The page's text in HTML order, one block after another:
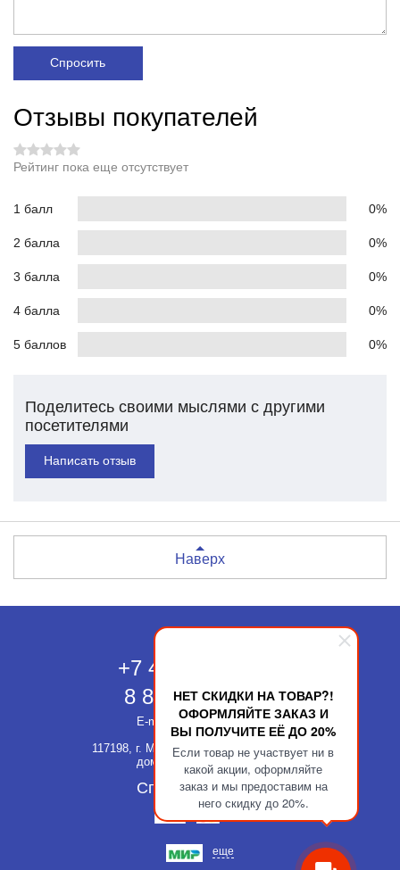
НЕТ СКИДКИ НА ТОВАР?!
ОФОРМЛЯЙТЕ ЗАКАЗ И
ВЫ ПОЛУЧИТЕ ЕЁ ДО 20%
Если товар не участвует ни в
какой акции, оформляйте
заказ и мы предоставим на
него скидку до 20%.
Спросить
Отзывы покупателей
Рейтинг пока еще отсутствует
1 балл 0%
2 балла 0%
3 балла 0%
4 балла 0%
5 баллов 0%
Поделитесь своими мыслями с другими
посетителями
Написать отзыв
Наверх
+7 495 118-43-83
8 800 511-52-66
E-mail:
info@kupatika.ru
117198, г. Москва, ул. Миклухо-Маклая,
дом 8, стр. 3, офис 311
Способы оплаты
еще